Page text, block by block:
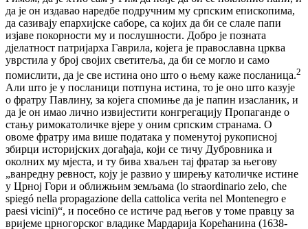
да је он издавао наредбе подручним му српским епископима,
да сазивају епархијске саборе, са којих да би се слале папи
изјаве покорности му и послушности. Добро је позната
дјелатност патријарха Гаврила, којега је православна црква
уврстила у број својих светитеља, да би се могло и само
помислити, да је све истина оно што о њему каже посланица.2
Али што је у посланици потпуна истина, то је оно што казује
о фратру Павлину, за којега спомиње да је папин изасланик, и
да је он имао лично извијестити конгрегацију Пропаганде о
стању римокатоличке вјере у оним српским странама. О
овоме фратру има више података у поменутој рукописној
збирци историјских догађаја, који се тичу Дубровника и
околних му мјеста, и ту бива хваљен тај фратар за његову
„ванредну ревност, коју је развио у ширењу католичке истине
у Црној Гори и оближњим земљама (lo straordinario zelo, che
spiegó nella propagazione della cattolica verita nel Montenegro e
paesi vicini)“, и посебно ce истиче рад његов у томе правцу за
вријеме црногорског владике Мардарија Корећанина (1638-